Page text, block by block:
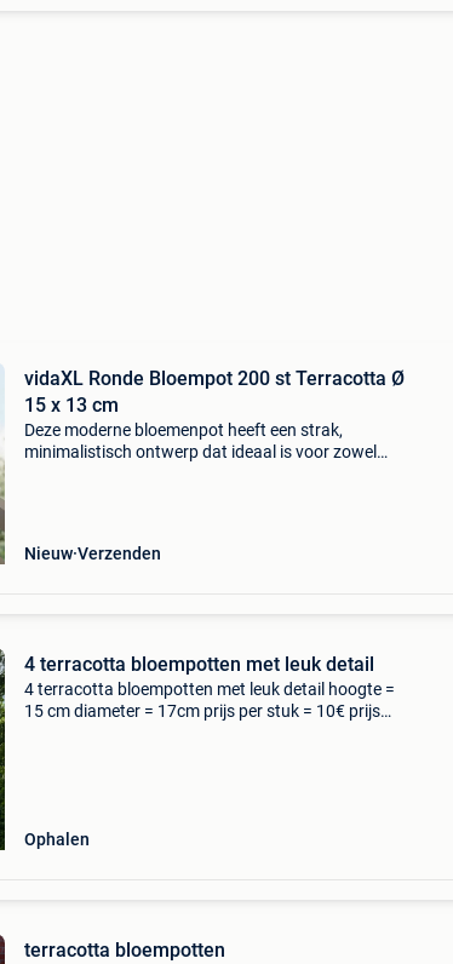
vidaXL Ronde Bloempot 200 st Terracotta Ø
15 x 13 cm
Deze moderne bloemenpot heeft een strak,
minimalistisch ontwerp dat ideaal is voor zowel
Nieuw Verzenden
4 terracotta bloempotten met leuk detail
4 terracotta bloempotten met leuk detail hoogte =
15 cm diameter = 17cm prijs per stuk = 10€ prijs
Ophalen
terracotta bloempotten